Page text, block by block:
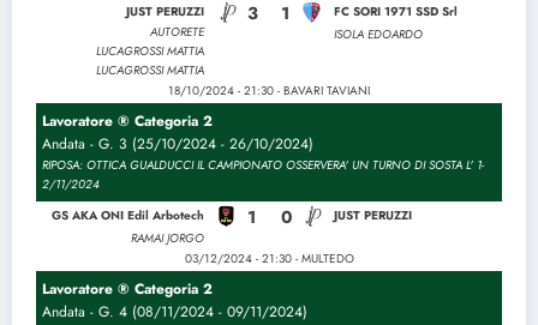
JUST PERUZZI
AUTORETE
LUCAGROSSI MATTIA
LUCAGROSSI MATTIA
3 1
FC SORI 1971 SSD Srl
ISOLA EDOARDO
18/10/2024 - 21:30 - BAVARI TAVIANI
Lavoratore ® Categoria 2
Andata - G. 3 (25/10/2024 - 26/10/2024)
RIPOSA: OTTICA GUALDUCCI IL CAMPIONATO OSSERVERA' UN TURNO DI SOSTA L' 1-
2/11/2024
GS AKA ONI Edil Arbotech
RAMAI JORGO
1 0 JUST PERUZZI
03/12/2024 - 21:30 - MULTEDO
Lavoratore ® Categoria 2
Andata - G. 4 (08/11/2024 - 09/11/2024)